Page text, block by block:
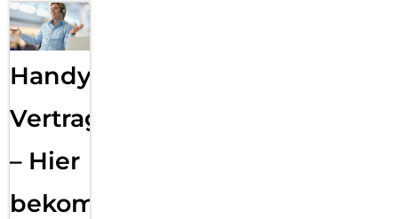
Handy
Vertragsabwicklung
– Hier
bekommst